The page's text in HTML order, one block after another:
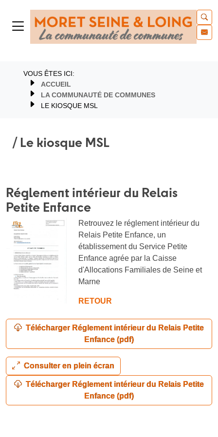
VOUS ÊTES ICI:
ACCUEIL
LA COMMUNAUTÉ DE COMMUNES
LE KIOSQUE MSL
/ Le kiosque MSL
Réglement intérieur du Relais
Petite Enfance
Retrouvez le réglement intérieur du
Relais Petite Enfance, un
établissement du Service Petite
Enfance agrée par la Caisse
d'Allocations Familiales de Seine et
Marne
RETOUR
Télécharger Réglement intérieur du Relais Petite
Enfance (pdf)
Consulter en plein écran
Télécharger Réglement intérieur du Relais Petite
Enfance (pdf)